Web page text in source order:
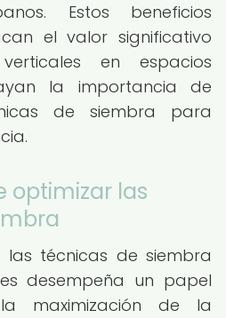
Estos beneficios
el valor significativo
en espacios
la importancia de
de siembra para
optimizar las
las técnicas de siembra
desempeña un papel
maximización de la